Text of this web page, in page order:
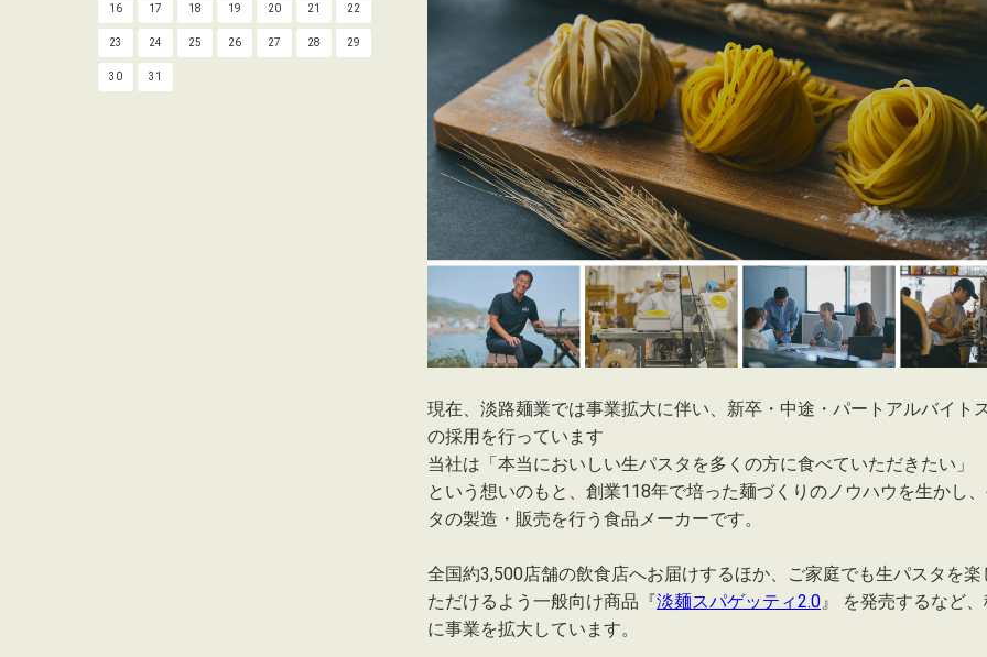
16 17 18 19 20 21 22
23 24 25 26 27 28 29
30 31
現在、淡路麺業では事業拡大に伴い、新卒・中途・パートアルバイト
の採用を行っています
当社は「本当においしい生パスタを多くの方に食べていただきたい」
という想いのもと、創業118年で培った麺づくりのノウハウを生かし
タの製造・販売を行う食品メーカーです。
全国約3,500店舗の飲食店へお届けするほか、ご家庭でも生パスタを楽
ただけるよう一般向け商品『淡麺スパゲッティ2.0 』 を発売するなど
に事業を拡大しています。